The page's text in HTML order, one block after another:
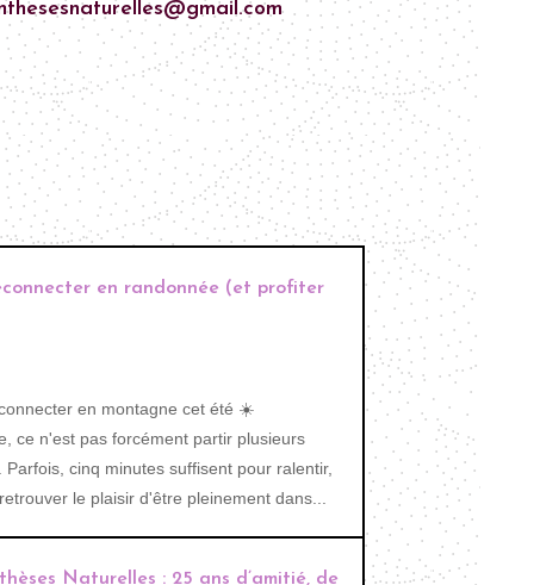
en randonnée (et profiter
en montagne cet été ☀️
ce n'est pas forcément partir plusieurs
cinq minutes suffisent pour ralentir,
le plaisir d'être pleinement dans...
Naturelles : 25 ans d’amitié, de